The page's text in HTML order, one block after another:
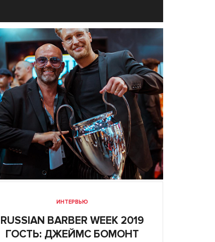
ИНТЕРВЬЮ
RUSSIAN BARBER WEEK 2019
ГОСТЬ: ДЖЕЙМС БОМОНТ